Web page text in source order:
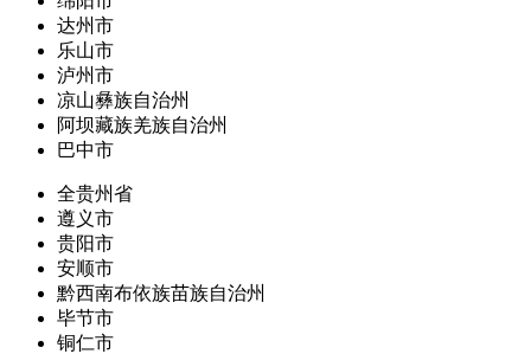
达州市
乐山市
泸州市
凉山彝族自治州
阿坝藏族羌族自治州
巴中市
全贵州省
遵义市
贵阳市
安顺市
黔西南布依族苗族自治州
毕节市
铜仁市